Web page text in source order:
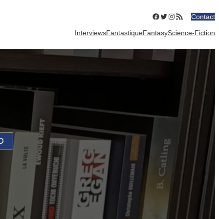
Facebook
Twitter
Instagram
Flux RSSContact
InterviewsFantastiqueFantasyScience-Fiction